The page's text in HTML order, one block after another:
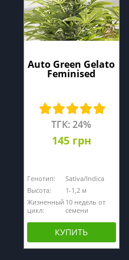
Auto Green Gelato
Feminised
ТГК: 24%
145 грн
Генотип:
Sativa/Indica
Высота:
1-1,2 м
Жизненный
цикл:
10 недель от
семени
КУПИТЬ